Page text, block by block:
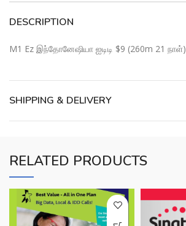
DESCRIPTION
M1 Ez இந்தோனேஷியா ஐடிடி $9 (260m 21 நாள்)
SHIPPING & DELIVERY
RELATED PRODUCTS